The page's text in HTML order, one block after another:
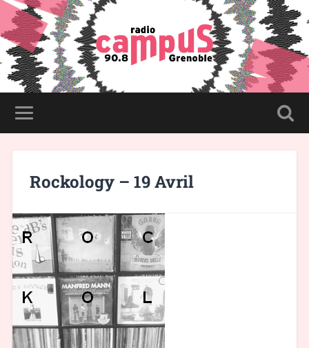
Rockology – 19 Avril